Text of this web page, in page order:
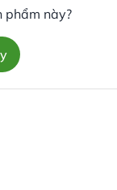
phẩm này?